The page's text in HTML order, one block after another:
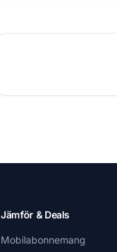
Jämför & Deals
Mobilabonnemang